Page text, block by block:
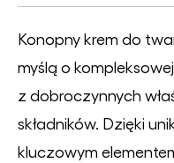
Konopny krem do
myślą o
z dobroczynnych
składników. Dzięki
kluczowym